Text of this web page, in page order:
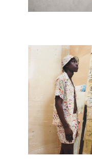
Camisetas
Ver todo Pret-a-
Bebé
Ver todo Bebé
Accesorios
Ver todo Accesorios